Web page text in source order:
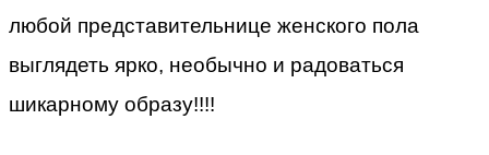
любой представительнице женского пола
выглядеть ярко, необычно и радоваться
шикарному образу!!!!